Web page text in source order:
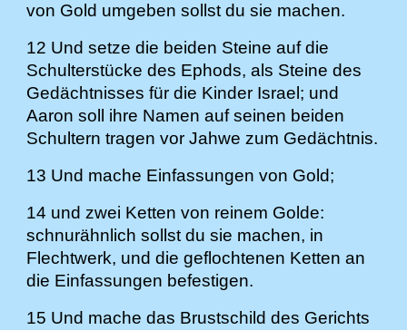
von Gold umgeben sollst du sie machen.
12 Und setze die beiden Steine auf die
Schulterstücke des Ephods, als Steine des
Gedächtnisses für die Kinder Israel; und
Aaron soll ihre Namen auf seinen beiden
Schultern tragen vor Jahwe zum Gedächtnis.
13 Und mache Einfassungen von Gold;
14 und zwei Ketten von reinem Golde:
schnurähnlich sollst du sie machen, in
Flechtwerk, und die geflochtenen Ketten an
die Einfassungen befestigen.
15 Und mache das Brustschild des Gerichts